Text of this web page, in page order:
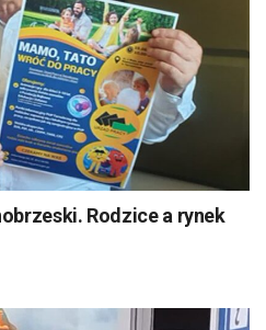
Rodzice a rynek